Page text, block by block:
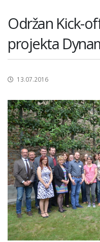
Održan Kick-
projekta
13.07.2016